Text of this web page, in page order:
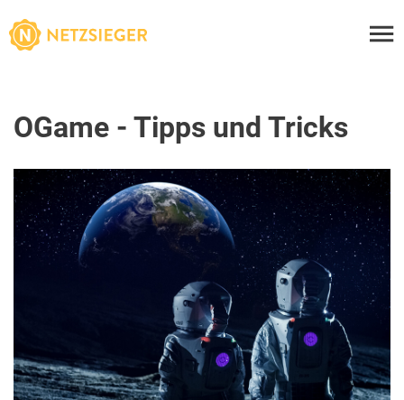
OGame - Tipps und Tricks